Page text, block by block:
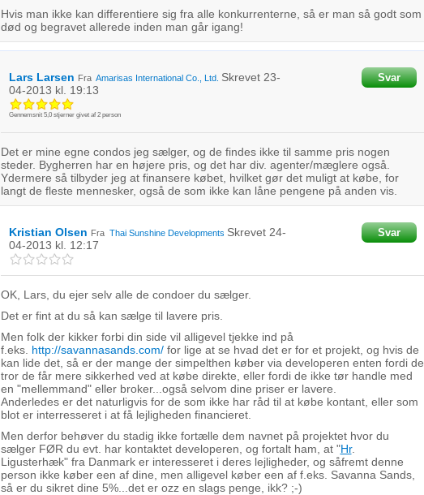
Hvis man ikke kan differentiere sig fra alle konkurrenterne, så er man så godt som
død og begravet allerede inden man går igang!
Lars Larsen Fra Amarisas International Co., Ltd. Skrevet 23-
04-2013 kl. 19:13
Gennemsnit 5,0stjerner givet af 2person
Svar
Det er mine egne condos jeg sælger, og de findes ikke til samme pris nogen
steder. Bygherren har en højere pris, og det har div. agenter/mæglere også.
Ydermere så tilbyder jeg at finansere købet, hvilket gør det muligt at købe, for
langt de fleste mennesker, også de som ikke kan låne pengene på anden vis.
Kristian Olsen Fra Thai Sunshine Developments Skrevet 24-
04-2013 kl. 12:17
Svar
OK, Lars, du ejer selv alle de condoer du sælger.
Det er fint at du så kan sælge til lavere pris.
Men folk der kikker forbi din side vil alligevel tjekke ind på
f.eks. http://savannasands.com/for lige at se hvad det er for et projekt, og hvis de
kan lide det, så er der mange der simpelthen køber via developeren enten fordi de
tror de får mere sikkerhed ved at købe direkte, eller fordi de ikke tør handle med
en "mellemmand" eller broker...også selvom dine priser er lavere.
Anderledes er det naturligvis for de som ikke har råd til at købe kontant, eller som
blot er interresseret i at få lejligheden financieret.
Men derfor behøver du stadig ikke fortælle dem navnet på projektet hvor du
sælger FØR du evt. har kontaktet developeren, og fortalt ham, at "Hr.
Ligusterhæk" fra Danmark er interesseret i deres lejligheder, og såfremt denne
person ikke køber een af dine, men alligevel køber een af f.eks. Savanna Sands,
så er du sikret dine 5%...det er ozz en slags penge, ikk? ;-)